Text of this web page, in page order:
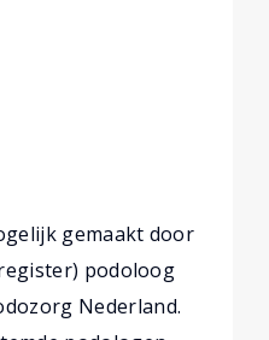
gemaakt door
podoloog
Nederland.